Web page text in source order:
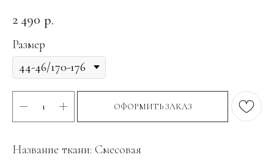
2 490 р.
Размер
ОФОРМИТЬ ЗАКАЗ
Название ткани: Смесовая